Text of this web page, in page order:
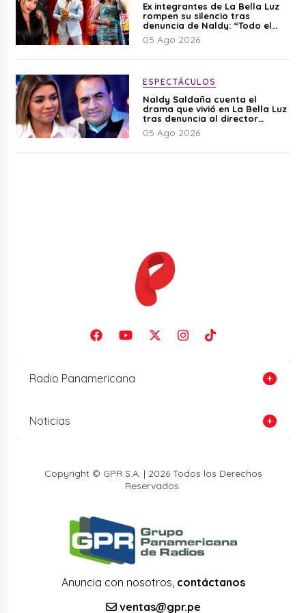
Ex integrantes de La Bella Luz
rompen su silencio tras
denuncia de Naldy: “Todo el
mundo lo sabía”
05 Ago 2026
ESPECTÁCULOS
Naldy Saldaña cuenta el
drama que vivió en La Bella Luz
tras denuncia al director
musical: “No me parece justo”
05 Ago 2026
Radio Panamericana
Noticias
Copyright © GPR S.A. | 2026 Todos los Derechos
Reservados.
Anuncia con nosotros, contáctanos
ventas@gpr.pe